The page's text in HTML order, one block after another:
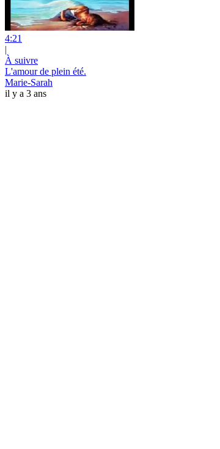
4:21
|
À suivre
L'amour de plein été.
Marie-Sarah
il y a 3 ans